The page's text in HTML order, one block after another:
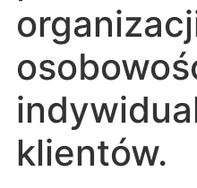
klientów.